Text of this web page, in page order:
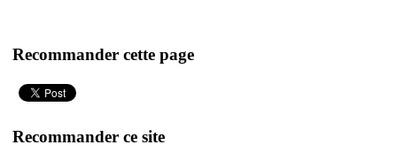
Recommander cette page
Recommander ce site